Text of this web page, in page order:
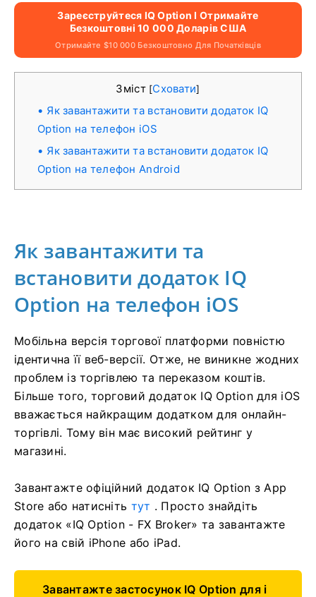
Зареєструйтеся IQ Option І Отримайте
Безкоштовні 10 000 Доларів США
Отримайте $10 000 Безкоштовно Для Початківців
Зміст [Сховати]
Як завантажити та встановити додаток IQ
Option на телефон iOS
Як завантажити та встановити додаток IQ
Option на телефон Android
Як завантажити та
встановити додаток IQ
Option на телефон iOS
Мобільна версія торгової платформи повністю
ідентична її веб-версії. Отже, не виникне жодних
проблем із торгівлею та переказом коштів.
Більше того, торговий додаток IQ Option для iOS
вважається найкращим додатком для онлайн-
торгівлі. Тому він має високий рейтинг у
магазині.
Завантажте офіційний додаток IQ Option з App
Store або натисніть тут . Просто знайдіть
додаток «IQ Option - FX Broker» та завантажте
його на свій iPhone або iPad.
Завантажте застосунок IQ Option для i